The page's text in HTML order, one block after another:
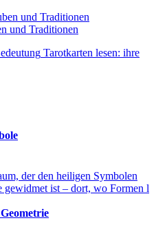
und Traditionen
Tarotkarten lesen: ihre
der den heiligen Symbolen
gewidmet ist – dort, wo Formen l